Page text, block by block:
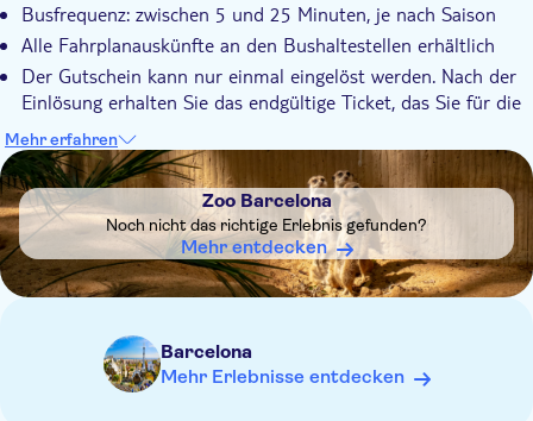
World Trade Center
La Rambla-Colom
Barceloneta – Museu d´Història de Catalunya
Port Olímpic-Zoo
Platja del Bogatell
Platja Nova Mar Bella
Forum
Parc Diagonal Mar
Poblenou
Torre Glòries - 22@
Sagrada Família
Arc de Triomf-Estació Barcelona Nord
Blaue Route:
Busfrequenz: zwischen 5 und 25 Minuten, je nach Saison
Alle Fahrplanauskünfte an den Bushaltestellen erhältlich
Der Gutschein kann nur einmal eingelöst werden. Nach der
Einlösung erhalten Sie das endgültige Ticket, das Sie für die
gesamte Gültigkeitsdauer der Karte bei sich behalten
müssen.
Mehr erfahren
DSA1Zoo Barcelona
Zoo Barcelona
Noch nicht das richtige Erlebnis gefunden?
Mehr entdecken
Barcelona
Mehr Erlebnisse entdecken